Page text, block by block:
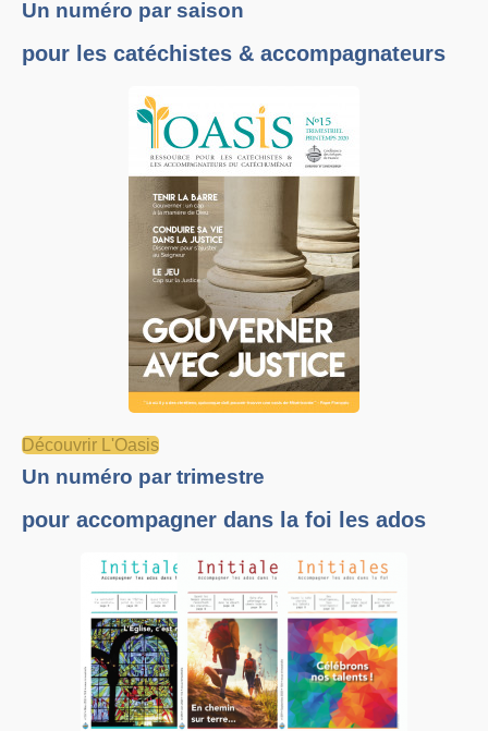
Un numéro par saison
pour les catéchistes & accompagnateurs
Découvrir L'Oasis
Un numéro par trimestre
pour accompagner dans la foi les ados